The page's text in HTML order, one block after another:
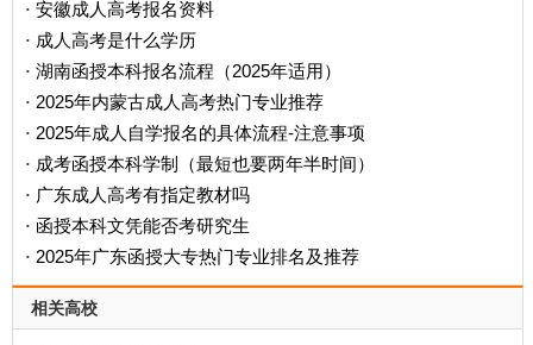
· 安徽成人高考报名资料
· 成人高考是什么学历
· ‌湖南函授本科报名流程（2025年适用）‌
· 2025年内蒙古成人高考热门专业推荐
· 2025年成人自学报名的具体流程-注意事项
· 成考函授本科学制（最短也要两年半时间）
· 广东成人高考有指定教材吗
· 函授本科文凭能否考研究生
· 2025年广东函授大专热门专业排名及推荐
相关高校